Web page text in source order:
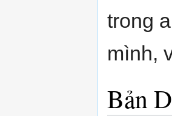
trong
mình,
Bản